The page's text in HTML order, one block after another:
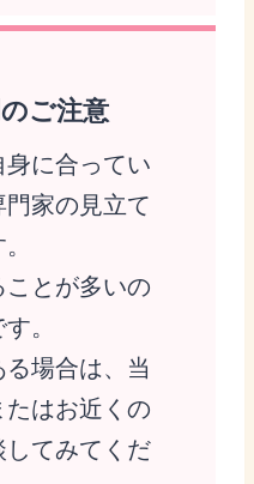
ご注意
に合ってい
家の見立て
とが多いの
。
場合は、当
はお近くの
てみてくだ